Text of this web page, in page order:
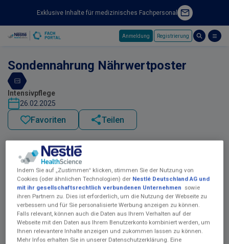
Exklusive Inhalte für medizinisches Fachpersonal
Anmeldung Registrierung
Sondennahrung Nährwertposter
Intensivpflege
26.02.2025
Favoriten Teilen
Indem Sie auf „Zustimmen“ klicken, stimmen Sie der Nutzung von
Cookies (oder ähnlichen Technologien) der Nestlé Deutschland AG und
mit ihr gesellschaftsrechtlich verbundenen Unternehmen sowie
ihren Partnern zu. Dies ist erforderlich, um die Nutzung der Webseite zu
verbessern und für Sie personalisierte Werbung anzeigen zu können.
Falls relevant, können auch die Daten aus Ihrem Verhalten auf der
Webseite mit den Daten aus Ihrem Benutzerkonto kombiniert werden, um
Ihnen relevantere Inhalte anzeigen und zukommen lassen zu können.
Mehr Infos erhalten Sie in unserer Datenschutzerklärung. Eine